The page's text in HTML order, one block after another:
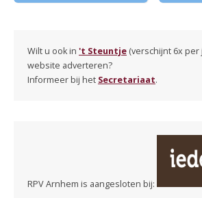
Wilt u ook in 't Steuntje (verschijnt 6x
website adverteren?
Informeer bij het Secretariaat.
RPV Arnhem is aangesloten bij: